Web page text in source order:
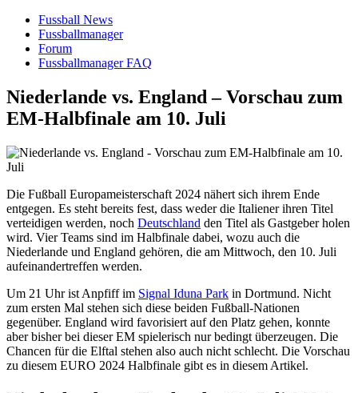
Fussball News
Fussballmanager
Forum
Fussballmanager FAQ
Niederlande vs. England – Vorschau zum
EM-Halbfinale am 10. Juli
Die Fußball Europameisterschaft 2024 nähert sich ihrem Ende
entgegen. Es steht bereits fest, dass weder die Italiener ihren Titel
verteidigen werden, noch Deutschland den Titel als Gastgeber holen
wird. Vier Teams sind im Halbfinale dabei, wozu auch die
Niederlande und England gehören, die am Mittwoch, den 10. Juli
aufeinandertreffen werden.
Um 21 Uhr ist Anpfiff im Signal Iduna Park in Dortmund. Nicht
zum ersten Mal stehen sich diese beiden Fußball-Nationen
gegenüber. England wird favorisiert auf den Platz gehen, konnte
aber bisher bei dieser EM spielerisch nur bedingt überzeugen. Die
Chancen für die Elftal stehen also auch nicht schlecht. Die Vorschau
zu diesem EURO 2024 Halbfinale gibt es in diesem Artikel.